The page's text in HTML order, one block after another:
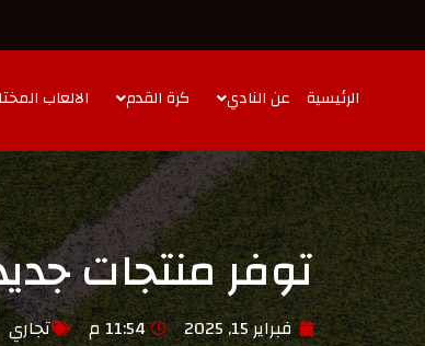
الرئيسية عن النادي كرة القدم الالعاب
توفر منتجات
فبراير 15, 2025 11:54 م تجاري